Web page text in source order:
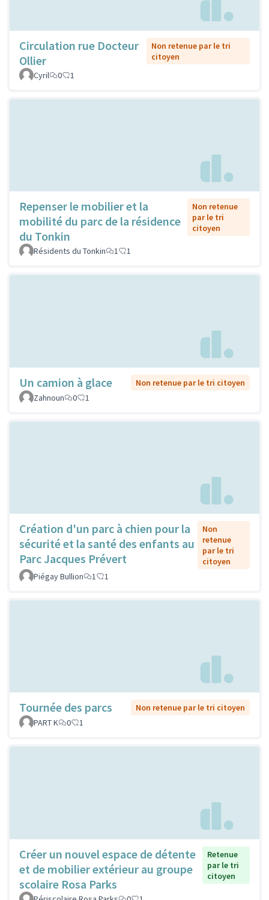
Circulation rue Docteur
Ollier
Non retenue par le tri
citoyen
Cyril
0 1
Repenser le mobilier et la
mobilité du parc de la résidence
du Tonkin
Non retenue
par le tri
citoyen
Résidents du Tonkin 1 1
Un camion à glace
Non retenue par le tri citoyen
Zahnoun
0 1
Création d'un parc à chien pour la
sécurité et la santé des enfants au
Parc Jacques Prévert
Non
retenue
par le tri
citoyen
Piégay Bullion
1 1
Tournée des parcs
Non retenue par le tri citoyen
PART K
0 1
Créer un nouvel espace de détente
et de mobilier extérieur au groupe
scolaire Rosa Parks
Retenue
par le tri
citoyen